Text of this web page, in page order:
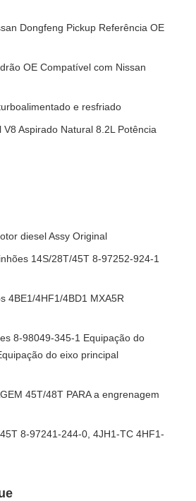
Dongfeng Pickup Referência OE
OE Compatível com Nissan
e resfriado
Aspirado Natural 8.2L Potência
diesel Assy Original
14S/28T/45T 8-97252-924-1
4BE1/4HF1/4BD1 MXA5R
8-98049-345-1 Equipação do
do eixo principal
45T/48T PARA a engrenagem
8-97241-244-0, 4JH1-TC 4HF1-